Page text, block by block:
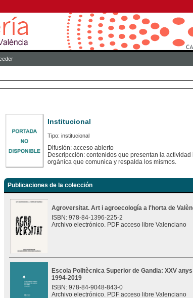
Institucional
Tipo: institucional
Difusión: acceso abierto
Descripcción: contenidos que presentan la
orgánica que comunica y respalda los mismos.
Publicaciones de la colección
Agroversitat. Art i agroecología a l'horta de
ISBN: 978-84-1396-225-2
Archivo electrónico. PDF acceso libre Valenciano
Escola Politècnica Superior de Gandia: XXV anys
1994-2019
ISBN: 978-84-9048-843-0
Archivo electrónico. PDF acceso libre Valenciano